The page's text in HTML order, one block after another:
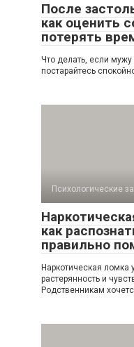
После
как оценить
потерять
Что делать, если
постарайтесь
Психологические
как
правильно
Наркотическая ломка
растерянность и
Родственникам